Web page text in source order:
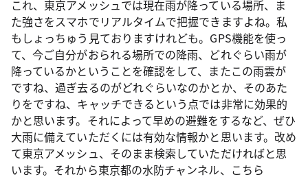
これ、東京アメッシュでは現在雨が降っている場所、ま
た強さをスマホでリアルタイムで把握できますよね。私
もしょっちゅう見ておりますけれども。GPS機能を使っ
て、今ご自分がおられる場所での降雨、どれぐらい雨が
降っているかということを確認をして、またこの雨雲が
ですね、過ぎ去るのがどれぐらいなのかとか、そのあた
りをですね、キャッチできるという点では非常に効果的
かと思います。それによって早めの避難をするなど、ぜひ
大雨に備えていただくには有効な情報かと思います。改め
て東京アメッシュ、そのまま検索していただければと思
います。それから東京都の水防チャンネル、こちら